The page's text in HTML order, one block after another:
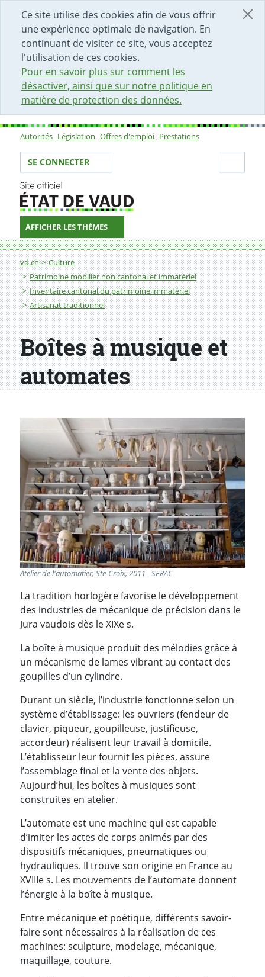
Ce site utilise des cookies afin de vous offrir
une expérience optimale de navigation. En
continuant de visiter ce site, vous acceptez
l'utilisation de ces cookies.
Pour en savoir plus sur comment les
désactiver, ainsi que sur notre politique en
matière de protection des données.
DÉBUT DU CONTENU DE LA PAGE
ACCÈS AU CHAMP DE RECHERCHE
PAGE D'ACCUEIL
FORMULAIRE DE CONTACT
Sous-navigation
Autorités Législation Offres d'emploi Prestations
Votre identité
SE CONNECTER
AFFICHER LES THÈMES
Fil d'Ariane
vd.ch
Culture
Patrimoine mobilier non cantonal et immatériel
Inventaire cantonal du patrimoine immatériel
Artisanat traditionnel
Boîtes à musique et
automates
Atelier de l'automatier, Ste-Croix, 2011 - SERAC
La tradition horlogère favorise le développement
des industries de mécanique de précision dans le
Jura vaudois dès le XIXe s.
La boîte à musique produit des mélodies grâce à
un mécanisme de lames vibrant au contact des
goupilles d’un cylindre.
Durant un siècle, l’industrie fonctionne selon un
système d’établissage: les ouvriers (fendeur de
clavier, piqueur, goupilleuse, justifieuse,
accordeur) réalisent leur travail à domicile.
L’établisseur leur fournit les pièces, assure
l’assemblage final et la vente des objets.
Aujourd’hui, les boîtes à musiques sont
construites en atelier.
L’automate est une machine qui est capable
d’imiter les actes de corps animés par des
dispositifs mécaniques, pneumatiques ou
hydrauliques. Il trouve son origine en France au
XVIIIe s. Les mouvements de l’automate donnent
l’énergie à la boîte à musique.
Entre mécanique et poétique, différents savoir-
faire sont nécessaires à la réalisation de ces
machines: sculpture, modelage, mécanique,
maquillage, couture.